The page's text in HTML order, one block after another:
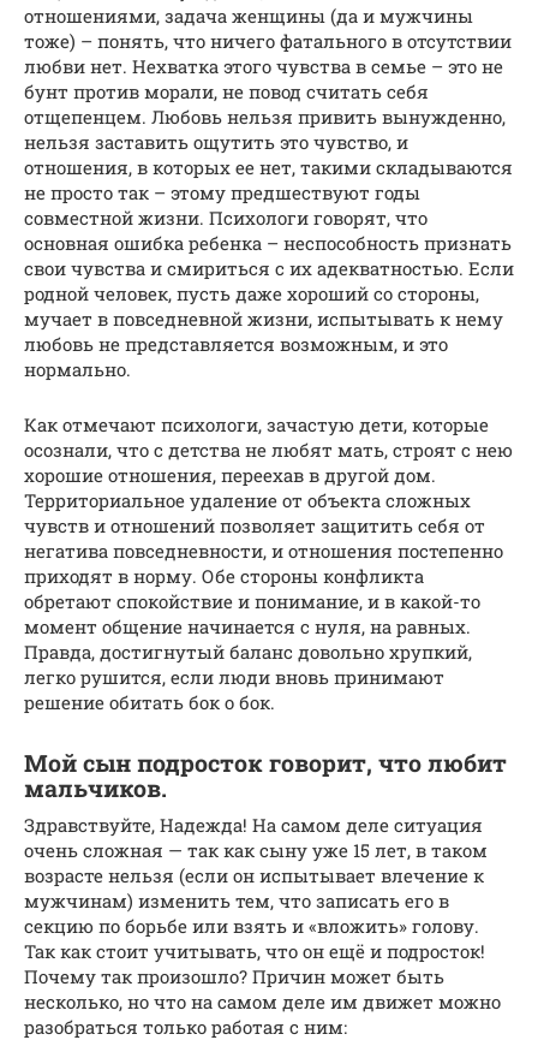
отношениями, задача женщины (да и мужчины
тоже) – понять, что ничего фатального в отсутствии
любви нет. Нехватка этого чувства в семье – это не
бунт против морали, не повод считать себя
отщепенцем. Любовь нельзя привить вынужденно,
нельзя заставить ощутить это чувство, и
отношения, в которых ее нет, такими складываются
не просто так – этому предшествуют годы
совместной жизни. Психологи говорят, что
основная ошибка ребенка – неспособность признать
свои чувства и смириться с их адекватностью. Если
родной человек, пусть даже хороший со стороны,
мучает в повседневной жизни, испытывать к нему
любовь не представляется возможным, и это
нормально.
Как отмечают психологи, зачастую дети, которые
осознали, что с детства не любят мать, строят с нею
хорошие отношения, переехав в другой дом.
Территориальное удаление от объекта сложных
чувств и отношений позволяет защитить себя от
негатива повседневности, и отношения постепенно
приходят в норму. Обе стороны конфликта
обретают спокойствие и понимание, и в какой-то
момент общение начинается с нуля, на равных.
Правда, достигнутый баланс довольно хрупкий,
легко рушится, если люди вновь принимают
решение обитать бок о бок.
Мой сын подросток говорит, что любит
мальчиков.
Здравствуйте, Надежда! На самом деле ситуация
очень сложная — так как сыну уже 15 лет, в таком
возрасте нельзя (если он испытывает влечение к
мужчинам) изменить тем, что записать его в
секцию по борьбе или взять и «вложить» голову.
Так как стоит учитывать, что он ещё и подросток!
Почему так произошло? Причин может быть
несколько, но что на самом деле им движет можно
разобраться только работая с ним: